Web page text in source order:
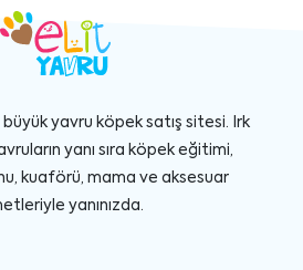
büyük yavru köpek satış sitesi. Irk
yanı sıra köpek eğitimi,
kuaförü, mama ve aksesuar
yanınızda.